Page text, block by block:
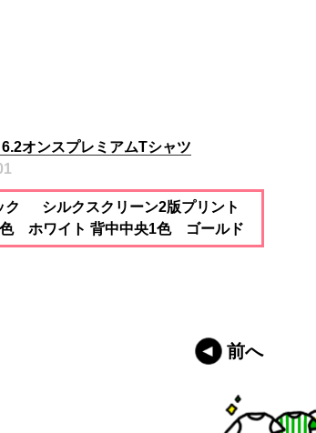
オンスプレミアムTシャツ
ク シルクスクリーン2版プリント
ホワイト 背中中央1色 ゴールド
前へ